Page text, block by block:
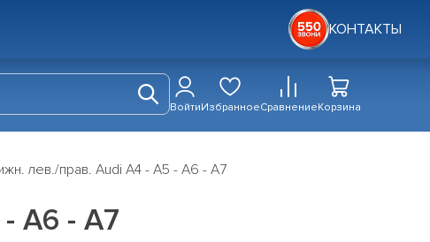
КОНТАКТЫ
ВойтиИзбранноеСравнениеКорзина
лев./прав. Audi A4 - A5 - A6 - A7
A6 - A7